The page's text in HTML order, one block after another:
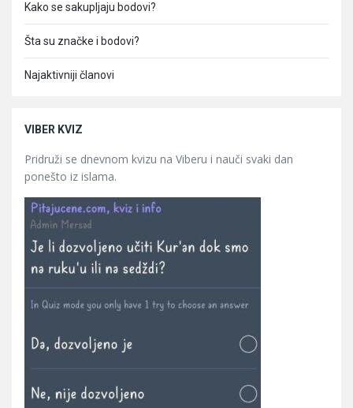
Kako se sakupljaju bodovi?
Šta su značke i bodovi?
Najaktivniji članovi
VIBER KVIZ
Pridruži se dnevnom kvizu na Viberu i nauči svaki dan
ponešto iz islama.